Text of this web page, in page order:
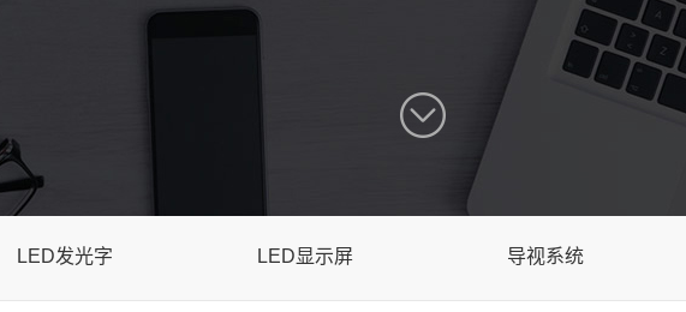
LED发光字 LED显示屏 导视系统